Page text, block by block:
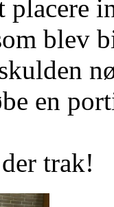
blev
en
trak!